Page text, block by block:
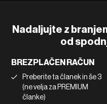
Nadaljujte z
od
BREZPLAČEN RAČUN
Preberite ta članek in še 3
(ne velja za PREMIUM
članke)
Piškotki
Marketing
Uporaba umetne inteligence